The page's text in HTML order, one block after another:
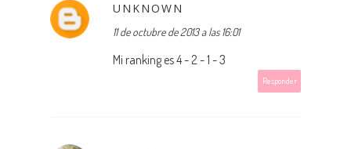
UNKNOWN
11 de octubre de 2013 a las 16:01
Mi ranking es 4 - 2 - 1 - 3
Responder